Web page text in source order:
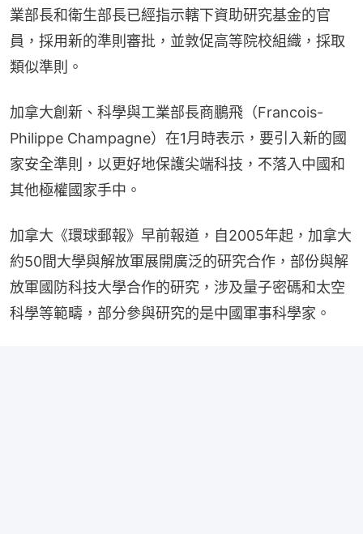
業部長和衛生部長已經指示轄下資助研究基金的官
員，採用新的準則審批，並敦促高等院校組織，採取
類似準則。
加拿大創新、科學與工業部長商鵬飛（Francois-
Philippe Champagne）在1月時表示，要引入新的國
家安全準則，以更好地保護尖端科技，不落入中國和
其他極權國家手中。
加拿大《環球郵報》早前報道，自2005年起，加拿大
約50間大學與解放軍展開廣泛的研究合作，部份與解
放軍國防科技大學合作的研究，涉及量子密碼和太空
科學等範疇，部分參與研究的是中國軍事科學家。